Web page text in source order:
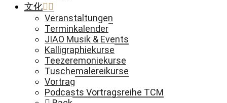
文化
Veranstaltungen
Terminkalender
JIAO Musik & Events
Kalligraphiekurse
Teezeremoniekurse
Tuschemalereikurse
Vortrag
Podcasts Vortragsreihe TCM